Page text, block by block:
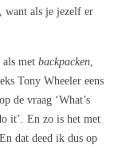
want als je jezelf er
met backpacken
Tony Wheeler eens
de vraag ‘What’s
it’. En zo is het met
dat deed ik dus op